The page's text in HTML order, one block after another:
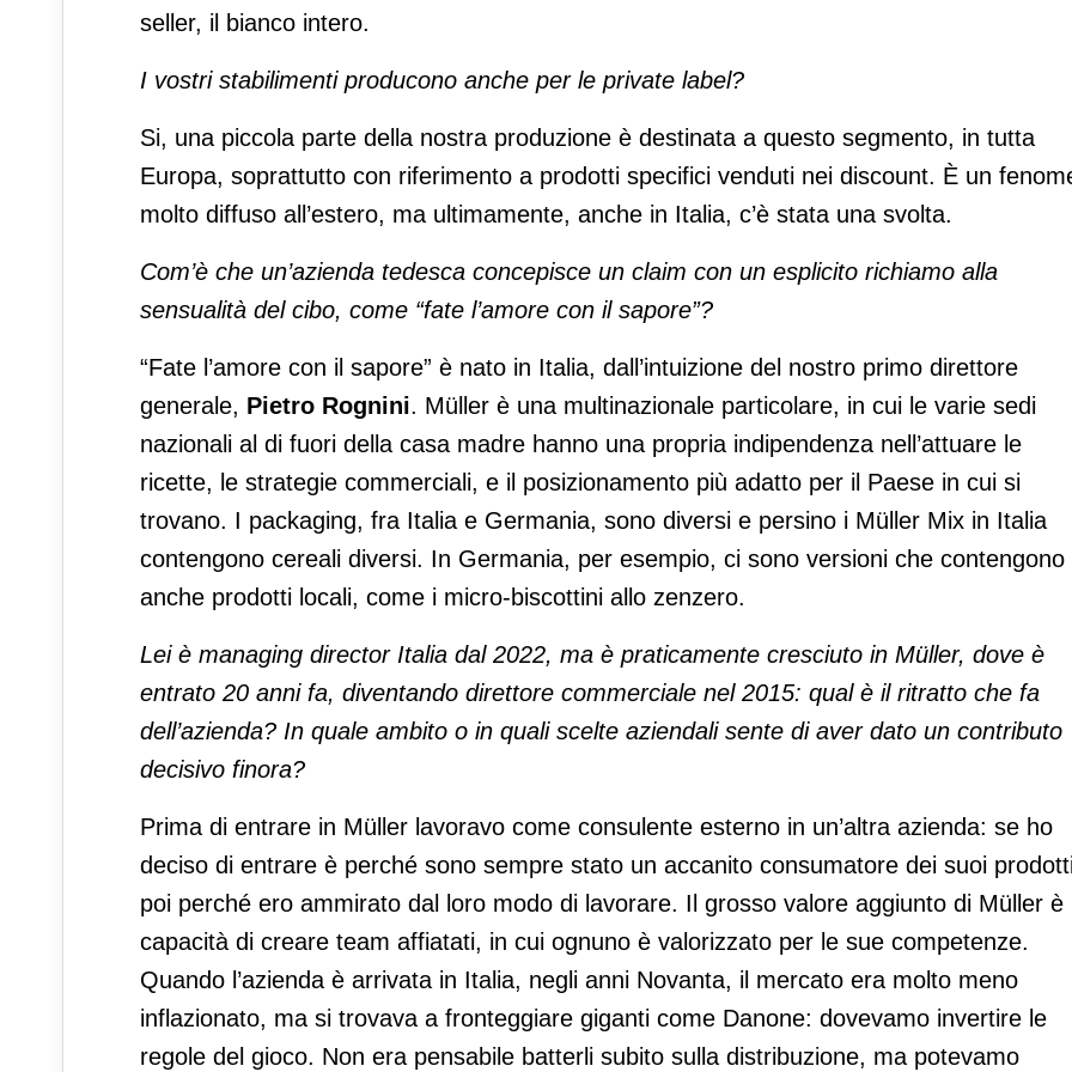
seller, il bianco intero.
I vostri stabilimenti producono anche per le private label?
Si, una piccola parte della nostra produzione è destinata a questo segmento, in tutta
Europa, soprattutto con riferimento a prodotti specifici venduti nei discount. È un
molto diffuso all’estero, ma ultimamente, anche in Italia, c’è stata una svolta.
Com’è che un’azienda tedesca concepisce un claim con un esplicito richiamo alla
sensualità del cibo, come “fate l’amore con il sapore”?
“Fate l’amore con il sapore” è nato in Italia, dall’intuizione del nostro primo direttore
generale, Pietro Rognini. Müller è una multinazionale particolare, in cui le varie sedi
nazionali al di fuori della casa madre hanno una propria indipendenza nell’attuare le
ricette, le strategie commerciali, e il posizionamento più adatto per il Paese in cui si
trovano. I packaging, fra Italia e Germania, sono diversi e persino i Müller Mix in Italia
contengono cereali diversi. In Germania, per esempio, ci sono versioni che contengono
anche prodotti locali, come i micro-biscottini allo zenzero.
Lei è managing director Italia dal 2022, ma è praticamente cresciuto in Müller, dove è
entrato 20 anni fa, diventando direttore commerciale nel 2015: qual è il ritratto che fa
dell’azienda? In quale ambito o in quali scelte aziendali sente di aver dato un contributo
decisivo finora?
Prima di entrare in Müller lavoravo come consulente esterno in un’altra azienda: se ho
deciso di entrare è perché sono sempre stato un accanito consumatore dei suoi
poi perché ero ammirato dal loro modo di lavorare. Il grosso valore aggiunto di Müller è
capacità di creare team affiatati, in cui ognuno è valorizzato per le sue competenze.
Quando l’azienda è arrivata in Italia, negli anni Novanta, il mercato era molto meno
inflazionato, ma si trovava a fronteggiare giganti come Danone: dovevamo invertire le
regole del gioco. Non era pensabile batterli subito sulla distribuzione, ma potevamo